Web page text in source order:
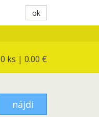
ok
0 ks | 0.00 €
nájdi